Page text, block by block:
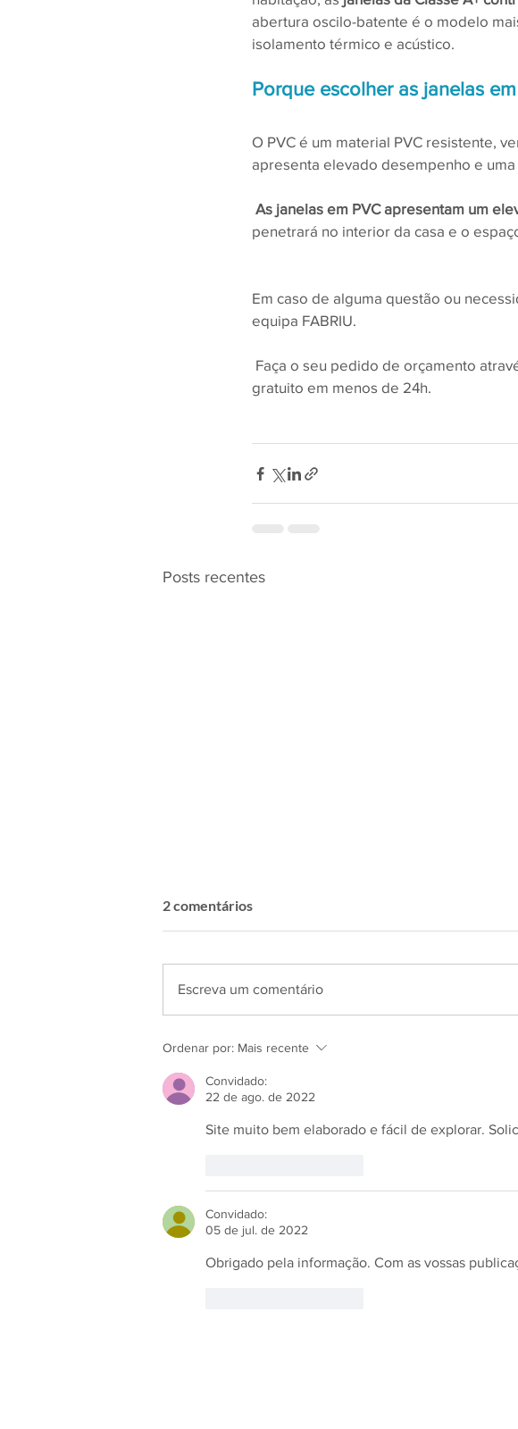
abertura oscilo-batente é o modelo
isolamento térmico e acústico.
Porque escolher as janelas
O PVC é um material PVC resistente,
apresenta elevado desempenho e
As janelas em PVC apresentam um
penetrará no interior da casa e o
Em caso de alguma questão ou
equipa FABRIU.
Faça o seu pedido de orçamento
gratuito em menos de 24h.
Posts recentes
Janelas em PVC: Escolhas
2 comentários
Escreva um comentário
Ordenar por: Mais recente
Convidado:
22 de ago. de 2022
Site muito bem elaborado e fácil de explorar.
Convidado:
05 de jul. de 2022
Obrigado pela informação. Com as vossas